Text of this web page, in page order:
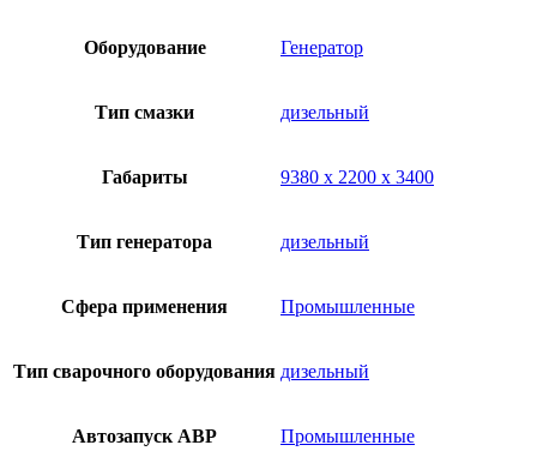
Оборудование Генератор
Тип смазки дизельный
Габариты 9380 х 2200 х 3400
Тип генератора дизельный
Сфера применения Промышленные
Тип сварочного оборудования дизельный
Автозапуск АВР Промышленные